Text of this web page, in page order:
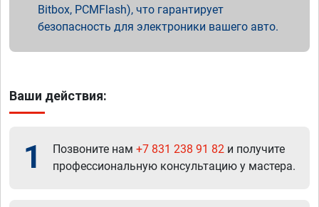
Bitbox, PCMFlash), что гарантирует
безопасность для электроники вашего авто.
Ваши действия:
1 Позвоните нам +7 831 238 91 82 и получите
профессиональную консультацию у мастера.